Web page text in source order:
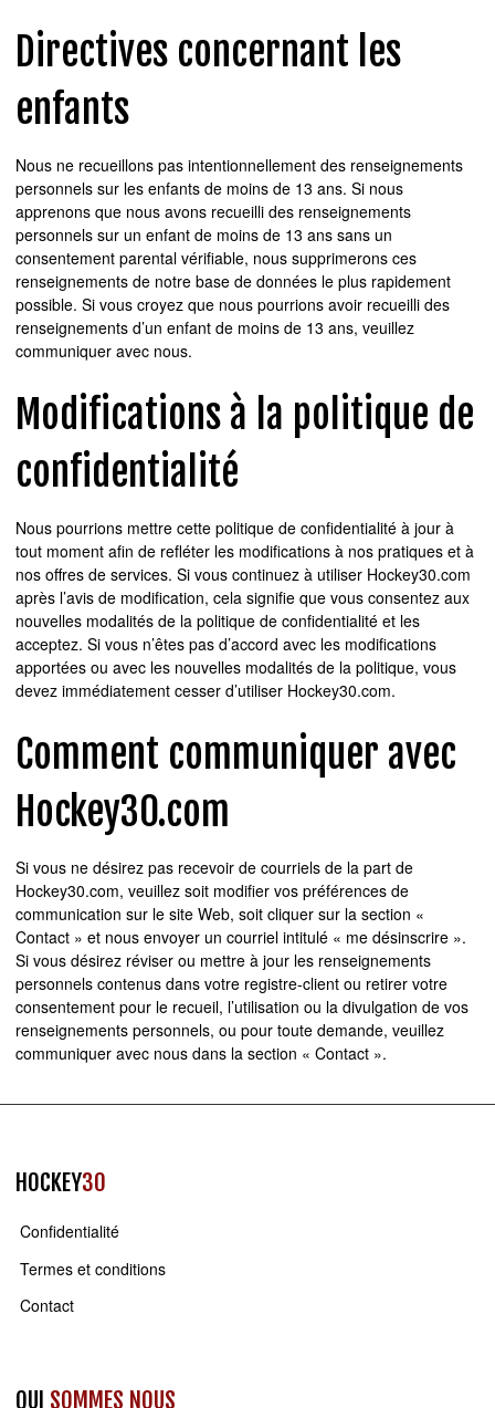
Directives concernant les
enfants
Nous ne recueillons pas intentionnellement des renseignements
personnels sur les enfants de moins de 13 ans. Si nous
apprenons que nous avons recueilli des renseignements
personnels sur un enfant de moins de 13 ans sans un
consentement parental vérifiable, nous supprimerons ces
renseignements de notre base de données le plus rapidement
possible. Si vous croyez que nous pourrions avoir recueilli des
renseignements d’un enfant de moins de 13 ans, veuillez
communiquer avec nous.
Modifications à la politique de
confidentialité
Nous pourrions mettre cette politique de confidentialité à jour à
tout moment afin de refléter les modifications à nos pratiques et à
nos offres de services. Si vous continuez à utiliser Hockey30.com
après l’avis de modification, cela signifie que vous consentez aux
nouvelles modalités de la politique de confidentialité et les
acceptez. Si vous n’êtes pas d’accord avec les modifications
apportées ou avec les nouvelles modalités de la politique, vous
devez immédiatement cesser d’utiliser Hockey30.com.
Comment communiquer avec
Hockey30.com
Si vous ne désirez pas recevoir de courriels de la part de
Hockey30.com, veuillez soit modifier vos préférences de
communication sur le site Web, soit cliquer sur la section «
Contact » et nous envoyer un courriel intitulé « me désinscrire ».
Si vous désirez réviser ou mettre à jour les renseignements
personnels contenus dans votre registre-client ou retirer votre
consentement pour le recueil, l’utilisation ou la divulgation de vos
renseignements personnels, ou pour toute demande, veuillez
communiquer avec nous dans la section « Contact ».
HOCKEY30
Confidentialité
Termes et conditions
Contact
QUI SOMMES NOUS